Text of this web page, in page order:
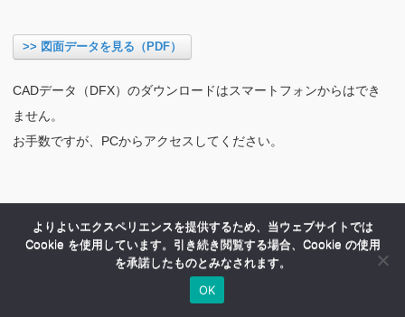
>> 図面データを見る（PDF）
CADデータ（DFX）のダウンロードはスマートフォンからはでき
ません。
お手数ですが、PCからアクセスしてください。
よりよいエクスペリエンスを提供するため、当ウェブサイトでは
Cookie を使用しています。引き続き閲覧する場合、Cookie の使用
を承諾したものとみなされます。
OK